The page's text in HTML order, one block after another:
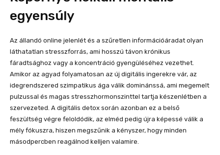
egyensúly
Az állandó online jelenlét és a szűretlen információáradat olyan
láthatatlan stresszforrás, ami hosszú távon krónikus
fáradtsághoz vagy a koncentráció gyengüléséhez vezethet.
Amikor az agyad folyamatosan az új digitális ingerekre vár, az
idegrendszered szimpatikus ága válik dominánssá, ami megemelt
pulzussal és magas stresszhormonszinttel tartja készenlétben a
szervezeted. A digitális detox során azonban ez a belső
feszültség végre feloldódik, az elméd pedig újra képessé válik a
mély fókuszra, hiszen megszűnik a kényszer, hogy minden
másodpercben reagálnod kelljen valamire.